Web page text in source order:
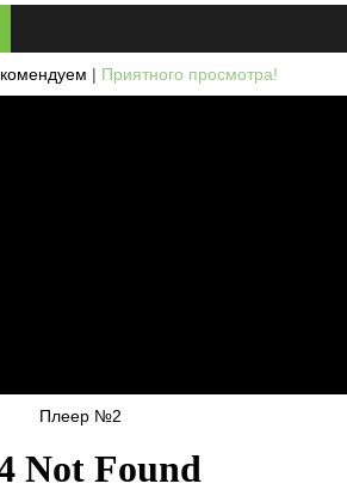
| Приятного просмотра!
Плеер №2